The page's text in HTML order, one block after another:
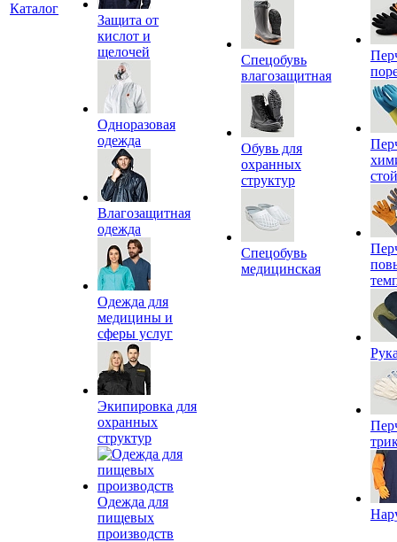
Каталог
Защита от
кислот и
щелочей
Одноразовая
одежда
Влагозащитная
одежда
Одежда для
медицины и
сферы услуг
Экипировка для
охранных
структур
Одежда для
пищевых
производств
Спецобувь
влагозащитная
Обувь для
охранных
структур
Спецобувь
медицинская